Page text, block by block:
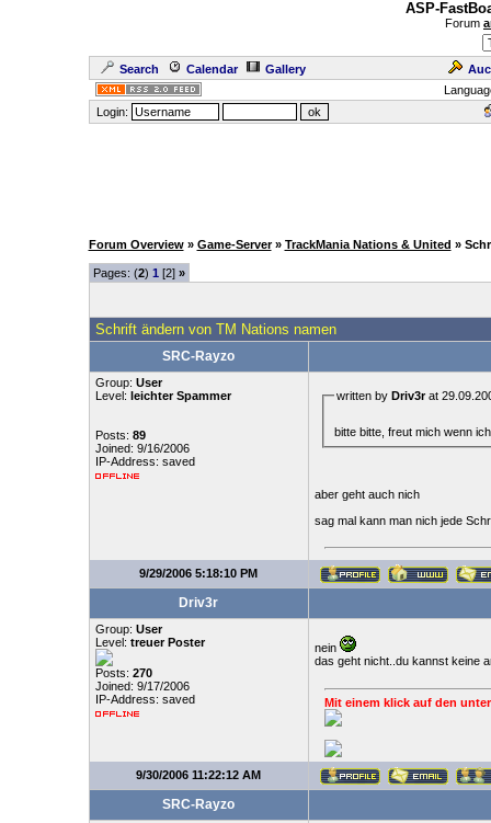
ASP-
Forum
Search Calendar Gallery
Login:
Forum Overview » Game-Server » TrackMania Nations & United »
Pages: (2) 1 [2] »
Schrift ändern von TM Nations namen
SRC-Rayzo
Group: User
Level: leichter Spammer
Posts: 89
Joined: 9/16/2006
IP-Address: saved
written by Driv3rat
bitte bitte, freut mich wenn
aber geht auch nich
sag mal kann man nich jede
9/29/2006 5:18:10 PM
Driv3r
Group: User
Level: treuer Poster
Posts: 270
Joined: 9/17/2006
IP-Address: saved
nein
das geht nicht..du kannst keine
Mit einem klick auf den
9/30/2006 11:22:12 AM
SRC-Rayzo